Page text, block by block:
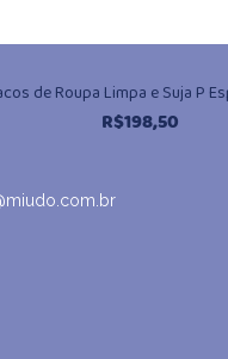
de Roupa Limpa e Suja P
R$198,50